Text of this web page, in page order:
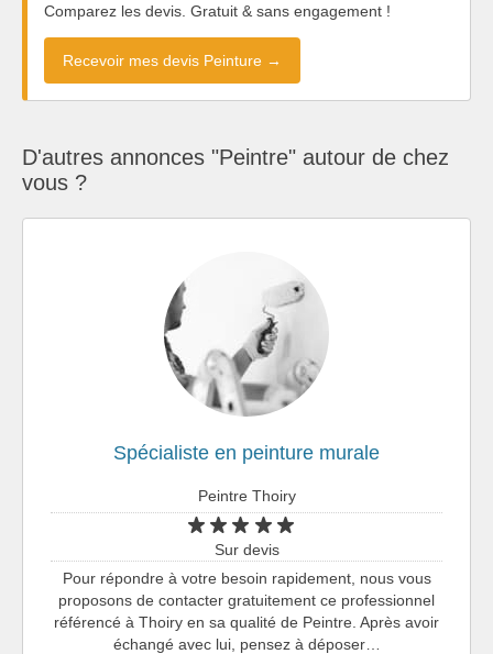
Comparez les devis. Gratuit & sans engagement !
Recevoir mes devis Peinture →
D'autres annonces "Peintre" autour de chez
vous ?
Spécialiste en peinture murale
Peintre Thoiry
Sur devis
Pour répondre à votre besoin rapidement, nous vous
proposons de contacter gratuitement ce professionnel
référencé à Thoiry en sa qualité de Peintre. Après avoir
échangé avec lui, pensez à déposer…